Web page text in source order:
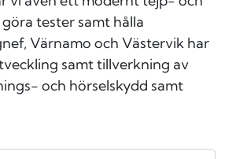
tester samt hålla
Värnamo och Västervik har
samt tillverkning av
och hörselskydd samt